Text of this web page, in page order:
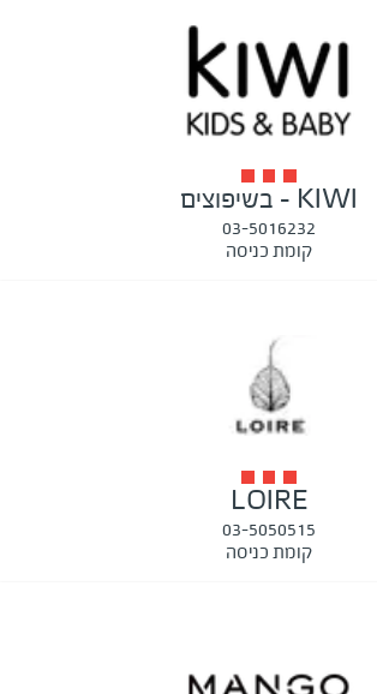
KIWI - בשיפוצים
03-5016232
קומת כניסה
LOIRE
03-5050515
קומת כניסה